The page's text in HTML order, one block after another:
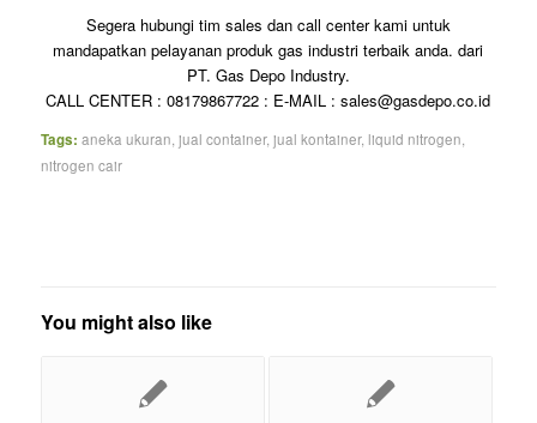
Segera hubungi tim sales dan call center kami untuk
mandapatkan pelayanan produk gas industri terbaik anda. dari
PT. Gas Depo Industry.
CALL CENTER : 08179867722 : E-MAIL : sales@gasdepo.co.id
Tags: aneka ukuran,jual container,jual kontainer, liquid nitrogen,
nitrogen cair
You might also like